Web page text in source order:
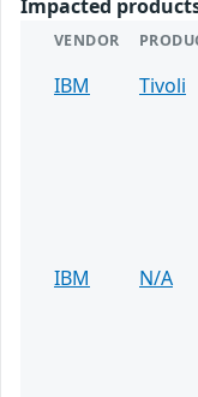
Impacted
VENDOR
IBM Tivoli
IBM
N/A